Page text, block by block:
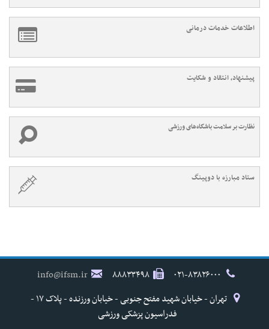
اطلاعات خدمات درمانی
پیشنهاد، انتقاد و شکایت
نظارت بر سلامت باشگاه‌های ورزشی
ستاد مبارزه با دوپینگ
۸۸۸۳۳۴۹۸
info@ifsm.ir
تهران - خیابان شهید مفتح جنوبی - خیابان ورزنده - پلاک ۱۷ -
فدراسیون پزشکی ورزشی